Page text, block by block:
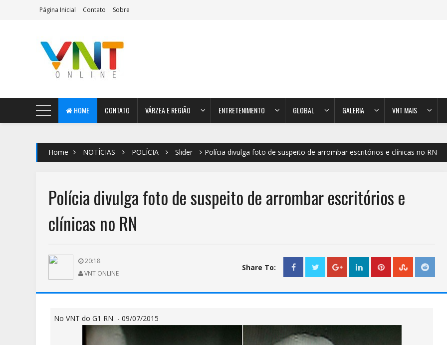
Página Inicial Contato Sobre
AeroMag Blogger Template
HOME CONTATO VÁRZEA E REGIÃO ENTRETENIMENTO GLOBAL GALERIA VNT MAIS
Home NOTÍCIAS POLÍCIA Slider Polícia divulga foto de suspeito de arrombar escritórios e clínicas no RN
Polícia divulga foto de suspeito de arrombar escritórios e
clínicas no RN
20:18
VNT ONLINE
Share To:
No VNT do G1 RN - 09/07/2015